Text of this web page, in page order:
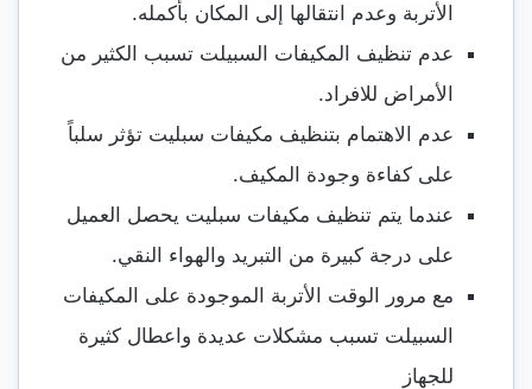
الأتربة وعدم انتقالها إلى المكان بأكمله.
عدم تنظيف المكيفات السبيلت تسبب الكثير من
الأمراض للافراد.
عدم الاهتمام بتنظيف مكيفات سبليت تؤثر سلباً
على كفاءة وجودة المكيف.
عندما يتم تنظيف مكيفات سبليت يحصل العميل
على درجة كبيرة من التبريد والهواء النقي.
مع مرور الوقت الأتربة الموجودة على المكيفات
السبيلت تسبب مشكلات عديدة واعطال كثيرة
للجهاز